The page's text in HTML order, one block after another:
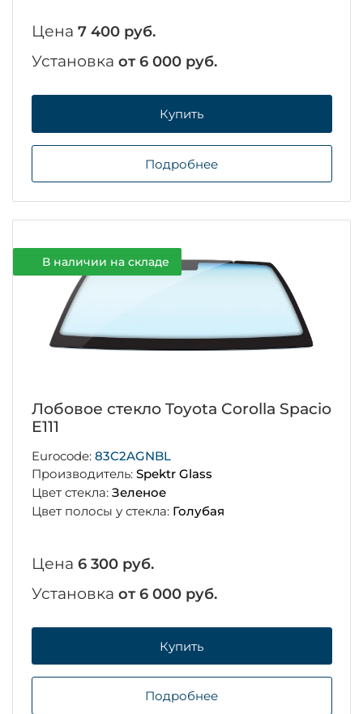
Цена 7 400 руб.
Установка от 6 000 руб.
Купить
Подробнее
В наличии на складе
Лобовое стекло Toyota Corolla Spacio
E111
Eurocode: 83C2AGNBL
Производитель: Spektr Glass
Цвет стекла: Зеленое
Цвет полосы у стекла: Голубая
Цена 6 300 руб.
Установка от 6 000 руб.
Купить
Подробнее